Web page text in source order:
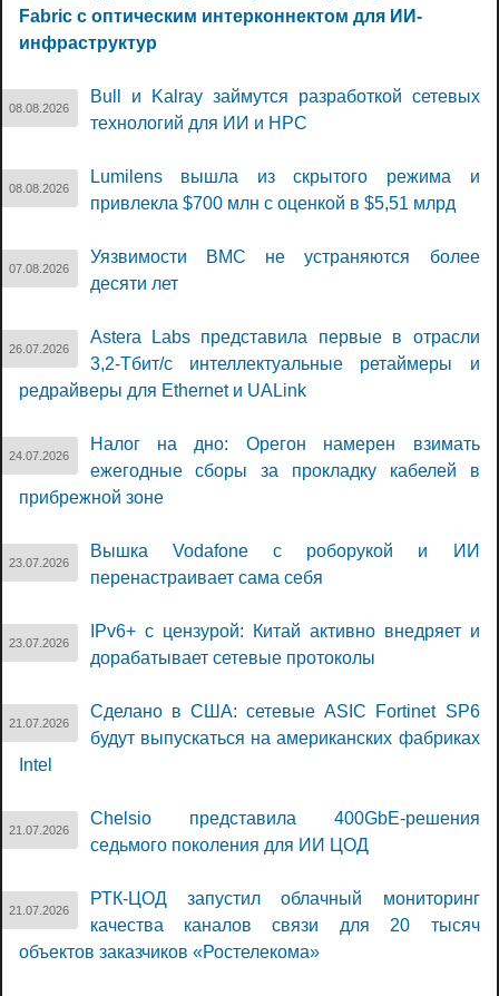
Fabric с оптическим интерконнектом для ИИ-
инфраструктур
08.08.2026
Bull и Kalray займутся разработкой сетевых
технологий для ИИ и НРС
08.08.2026
Lumilens вышла из скрытого режима и
привлекла $700 млн с оценкой в $5,51 млрд
07.08.2026
Уязвимости BMC не устраняются более
десяти лет
26.07.2026
Astera Labs представила первые в отрасли
3,2-Тбит/с интеллектуальные ретаймеры и
редрайверы для Ethernet и UALink
24.07.2026
Налог на дно: Орегон намерен взимать
ежегодные сборы за прокладку кабелей в
прибрежной зоне
23.07.2026
Вышка Vodafone с роборукой и ИИ
перенастраивает сама себя
23.07.2026
IPv6+ с цензурой: Китай активно внедряет и
дорабатывает сетевые протоколы
21.07.2026
Сделано в США: сетевые ASIC Fortinet SP6
будут выпускаться на американских фабриках
Intel
21.07.2026
Chelsio представила 400GbE-решения
седьмого поколения для ИИ ЦОД
21.07.2026
РТК-ЦОД запустил облачный мониторинг
качества каналов связи для 20 тысяч
объектов заказчиков «Ростелекома»